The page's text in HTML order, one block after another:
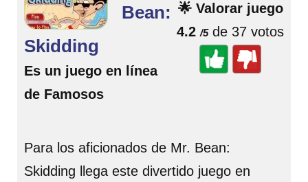
🌟 Valorar juego
4.2 /5de 37 votos
Bean:
Skidding
Es un juego en línea
de Famosos
Para los aficionados de Mr. Bean:
Skidding llega este divertido juego en